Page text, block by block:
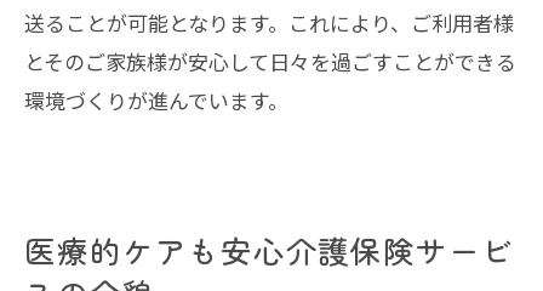
送ることが可能となります。これにより、ご利用者様
とそのご家族様が安心して日々を過ごすことができる
環境づくりが進んでいます。
医療的ケアも安心介護保険サービ